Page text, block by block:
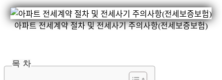
아파트 전세계약 절차 및 전세사기 주의사항(전세보증보험)
목 차